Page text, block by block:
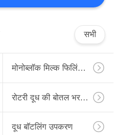
सभी
मोनोब्लॉक मिल्क फिलिंग लाइन
रोटरी दूध की बोतल भरने की लाइन
दूध बॉटलिंग उपकरण